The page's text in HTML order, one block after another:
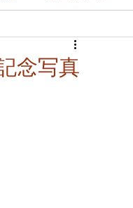
念写真